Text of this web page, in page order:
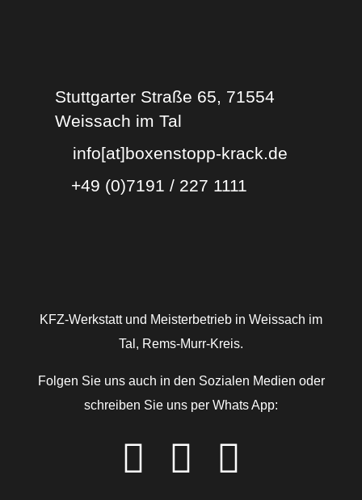
Stuttgarter Straße 65, 71554
Weissach im Tal
info[at]boxenstopp-krack.de
+49 (0)7191 / 227 1111
KFZ-Werkstatt und Meisterbetrieb in Weissach im
Tal, Rems-Murr-Kreis.
Folgen Sie uns auch in den Sozialen Medien oder
schreiben Sie uns per Whats App: